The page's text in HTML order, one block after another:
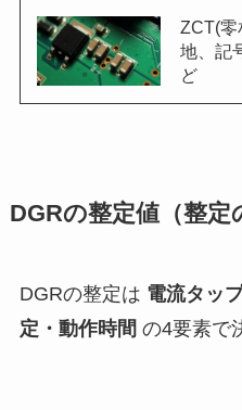
ZCT(
地、記
ど
DGRの整定値（整定
DGRの整定は 電流タッ
定・動作時間 の4要素で